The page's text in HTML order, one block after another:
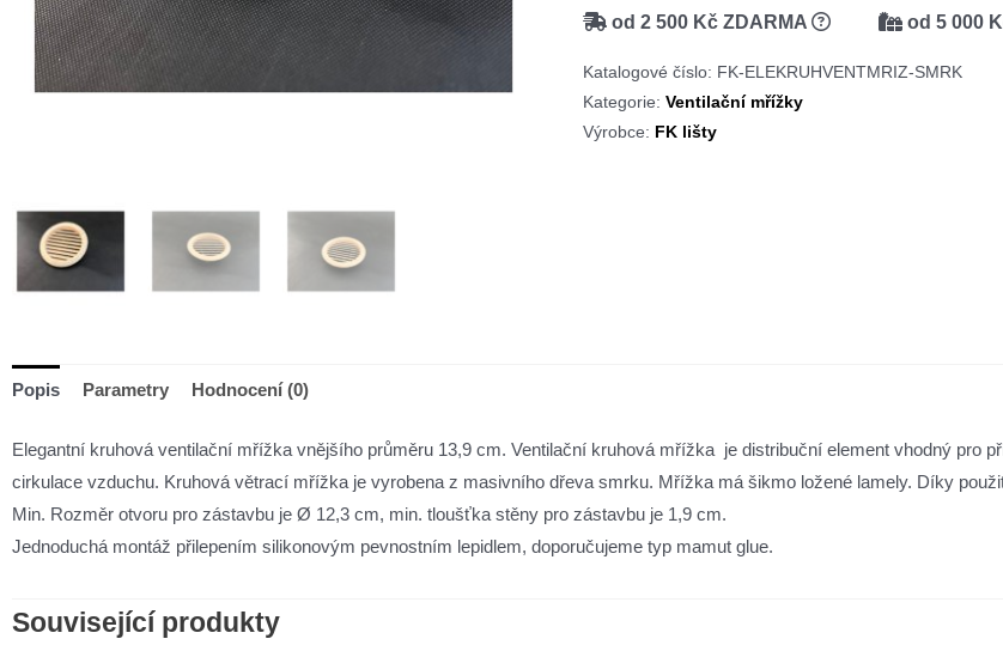
mřížka
ze
smrku
množství
od 2 500 Kč ZDARMA od 5 000
Katalogové číslo: FK-ELEKRUHVENTMRIZ-SMRK
Kategorie: Ventilační mřížky
Výrobce: FK lišty
Popis Parametry Hodnocení (0)
Elegantní kruhová ventilační mřížka vnějšího průměru 13,9 cm. Ventilační kruhová mřížka je distribuční element vhodný pro
cirkulace vzduchu. Kruhová větrací mřížka je vyrobena z masivního dřeva smrku. Mřížka má šikmo ložené lamely. Díky
Min. Rozměr otvoru pro zástavbu je Ø 12,3 cm, min. tloušťka stěny pro zástavbu je 1,9 cm.
Jednoduchá montáž přilepením silikonovým pevnostním lepidlem, doporučujeme typ mamut glue.
Související produkty